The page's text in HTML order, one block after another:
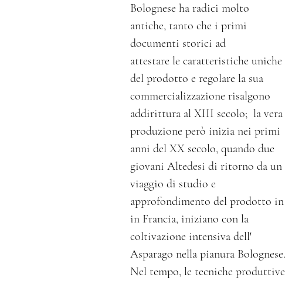
Bolognese ha radici molto
antiche, tanto che i primi
documenti storici ad
attestare le caratteristiche uniche
del prodotto e regolare la sua
commercializzazione risalgono
addirittura al XIII secolo; la vera
produzione però inizia nei primi
anni del XX secolo, quando due
giovani Altedesi di ritorno da un
viaggio di studio e
approfondimento del prodotto in
in Francia, iniziano con la
coltivazione intensiva dell'
Asparago nella pianura Bolognese.
Nel tempo, le tecniche produttive